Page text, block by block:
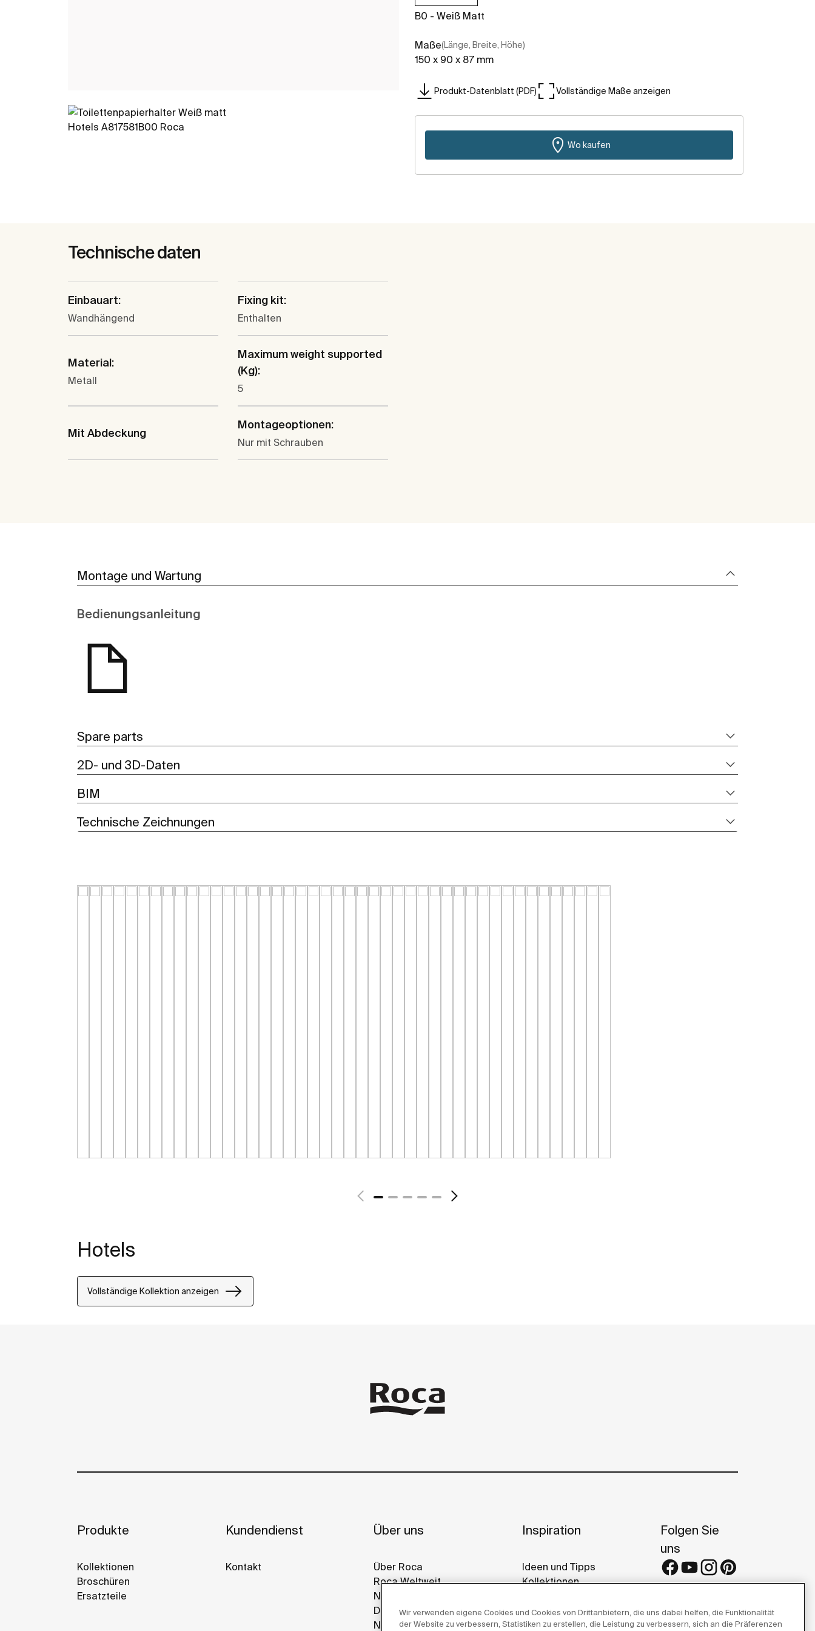
B0 - Weiß Matt
Maße(Länge, Breite, Höhe)
150 x 90 x 87 mm
Produkt-Datenblatt (PDF) Vollständige Maße anzeigen
Wo kaufen
Technische daten
Einbauart:
Wandhängend
Fixing kit:
Enthalten
Material:
Metall
Maximum weight supported
(Kg):
5
Mit Abdeckung
Montageoptionen:
Nur mit Schrauben
Montage und Wartung
Bedienungsanleitung
Spare parts
2D- und 3D-Daten
BIM
Technische Zeichnungen
Hotels
Vollständige Kollektion anzeigen
Produkte
Kollektionen
Broschüren
Ersatzteile
Kundendienst
Kontakt
Über uns
Über Roca
Roca Weltweit
Nachhaltigkeit
Design Und Innovation
News
Inspiration
Ideen und Tipps
Kollektionen
Galleries
Folgen Sie
uns
Wir verwenden eigene Cookies und Cookies von Drittanbietern, die uns dabei helfen, die Funktionalität
der Website zu verbessern, Statistiken zu erstellen, die Leistung zu verbessern, sich an die Präferenzen